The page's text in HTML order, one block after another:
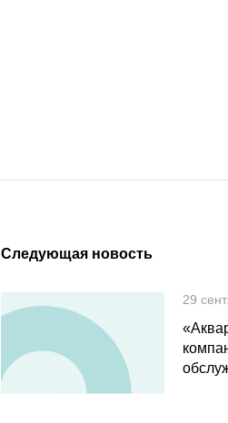
Следующая новость
29